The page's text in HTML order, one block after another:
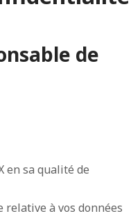
de
en sa qualité de
à vos données